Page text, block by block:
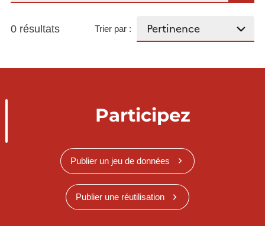
0 résultats Trier par :
Participez
Publier un jeu de données
Publier une réutilisation